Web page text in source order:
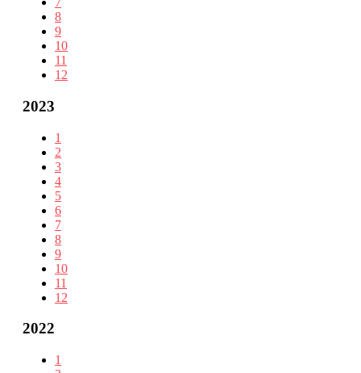
8
9
10
11
12
2023
1
2
3
4
5
6
7
8
9
10
11
12
2022
1